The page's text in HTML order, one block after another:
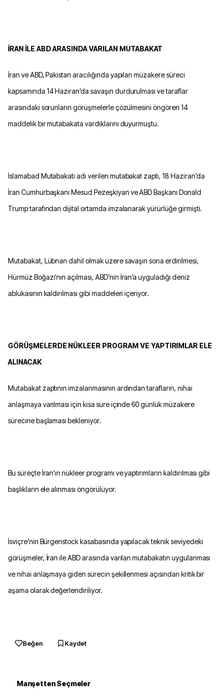
İRAN İLE ABD ARASINDA VARILAN MUTABAKAT
İran ve ABD, Pakistan aracılığında yapılan müzakere süreci
kapsamında 14 Haziran’da savaşın durdurulması ve taraflar
arasındaki sorunların görüşmelerle çözülmesini öngören 14
maddelik bir mutabakata vardıklarını duyurmuştu.
İslamabad Mutabakatı adı verilen mutabakat zaptı, 18 Haziran’da
İran Cumhurbaşkanı Mesud Pezeşkiyan ve ABD Başkanı Donald
Trump tarafından dijital ortamda imzalanarak yürürlüğe girmişti.
Mutabakat, Lübnan dahil olmak üzere savaşın sona erdirilmesi,
Hürmüz Boğazı’nın açılması, ABD’nin İran’a uyguladığı deniz
ablukasının kaldırılması gibi maddeleri içeriyor.
GÖRÜŞMELERDE NÜKLEER PROGRAM VE YAPTIRIMLAR ELE
ALINACAK
Mutabakat zaptının imzalanmasının ardından tarafların, nihai
anlaşmaya varılması için kısa süre içinde 60 günlük müzakere
sürecine başlaması bekleniyor.
Bu süreçte İran’ın nükleer programı ve yaptırımların kaldırılması gibi
başlıkların ele alınması öngörülüyor.
İsviçre’nin Bürgenstock kasabasında yapılacak teknik seviyedeki
görüşmeler, İran ile ABD arasında varılan mutabakatın uygulanması
ve nihai anlaşmaya giden sürecin şekillenmesi açısından kritik bir
aşama olarak değerlendiriliyor.
Beğen Kaydet
Manşetten Seçmeler